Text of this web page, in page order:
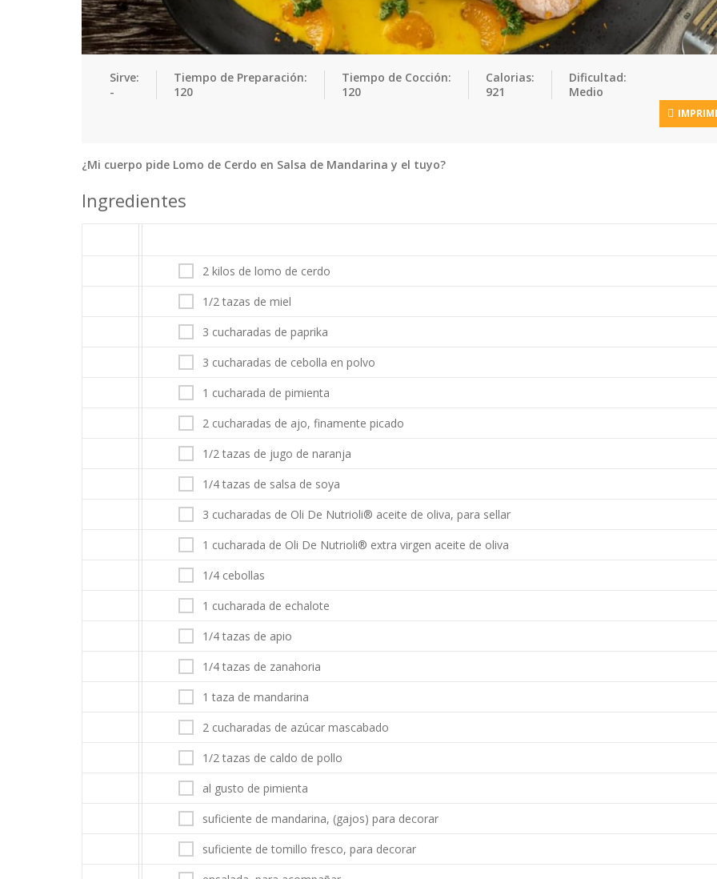
Sirve:
-
Tiempo de Preparación:
120
Tiempo de Cocción:
120
Calorias:
921
Dificultad:
Medio
¿Mi cuerpo pide Lomo de Cerdo en Salsa de Mandarina y el tuyo?
Ingredientes
2 kilos de lomo de cerdo
1/2 tazas de miel
3 cucharadas de paprika
3 cucharadas de cebolla en polvo
1 cucharada de pimienta
2 cucharadas de ajo, finamente picado
1/2 tazas de jugo de naranja
1/4 tazas de salsa de soya
3 cucharadas de Oli De Nutrioli® aceite de oliva, para sellar
1 cucharada de Oli De Nutrioli® extra virgen aceite de oliva
1/4 cebollas
1 cucharada de echalote
1/4 tazas de apio
1/4 tazas de zanahoria
1 taza de mandarina
2 cucharadas de azúcar mascabado
1/2 tazas de caldo de pollo
al gusto de pimienta
suficiente de mandarina, (gajos) para decorar
suficiente de tomillo fresco, para decorar